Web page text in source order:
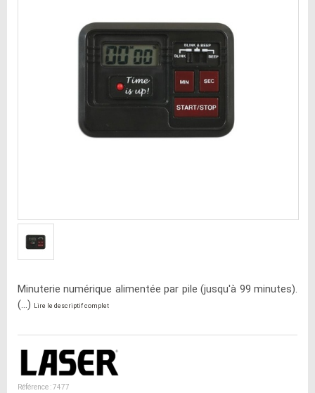
Minuterie numérique alimentée par pile (jusqu'à 99 minutes).
(...)
Lire le descriptif complet
Référence : 7477